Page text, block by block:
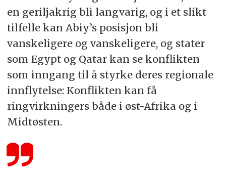
en geriljakrig bli langvarig, og i et slikt
tilfelle kan Abiy’s posisjon bli
vanskeligere og vanskeligere, og stater
som Egypt og Qatar kan se konflikten
som inngang til å styrke deres regionale
innflytelse: Konflikten kan få
ringvirkningers både i øst-Afrika og i
Midtøsten.